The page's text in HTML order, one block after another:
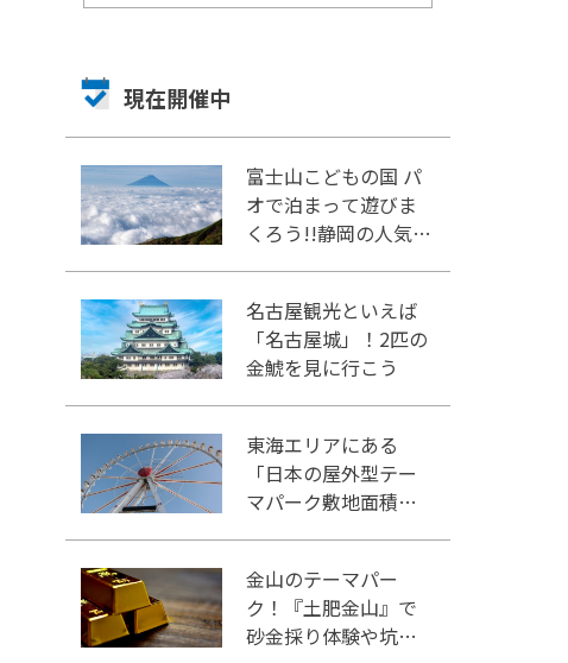
現在開催中
富士山こどもの国 パ
オで泊まって遊びま
くろう!!静岡の人気冒
名古屋観光といえば
「名古屋城」！2匹の
金鯱を見に行こう
東海エリアにある
「日本の屋外型テー
マパーク敷地面積ラ
金山のテーマパー
ク！『土肥金山』で
砂金採り体験や坑道